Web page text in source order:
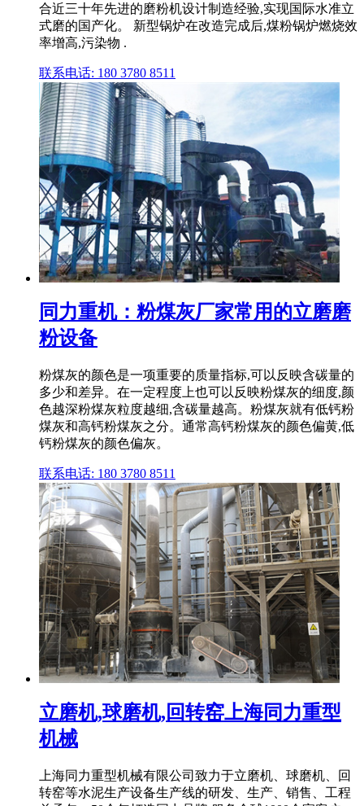
合近三十年先进的磨粉机设计制造经验,实现国际水准立
式磨的国产化。 新型锅炉在改造完成后,煤粉锅炉燃烧效
率增高,污染物 .
联系电话: 180 3780 8511
同力重机：粉煤灰厂家常用的立磨磨
粉设备
粉煤灰的颜色是一项重要的质量指标,可以反映含碳量的
多少和差异。在一定程度上也可以反映粉煤灰的细度,颜
色越深粉煤灰粒度越细,含碳量越高。粉煤灰就有低钙粉
煤灰和高钙粉煤灰之分。通常高钙粉煤灰的颜色偏黄,低
钙粉煤灰的颜色偏灰。
联系电话: 180 3780 8511
立磨机,球磨机,回转窑上海同力重型
机械
上海同力重型机械有限公司致力于立磨机、球磨机、回
转窑等水泥生产设备生产线的研发、生产、销售、工程